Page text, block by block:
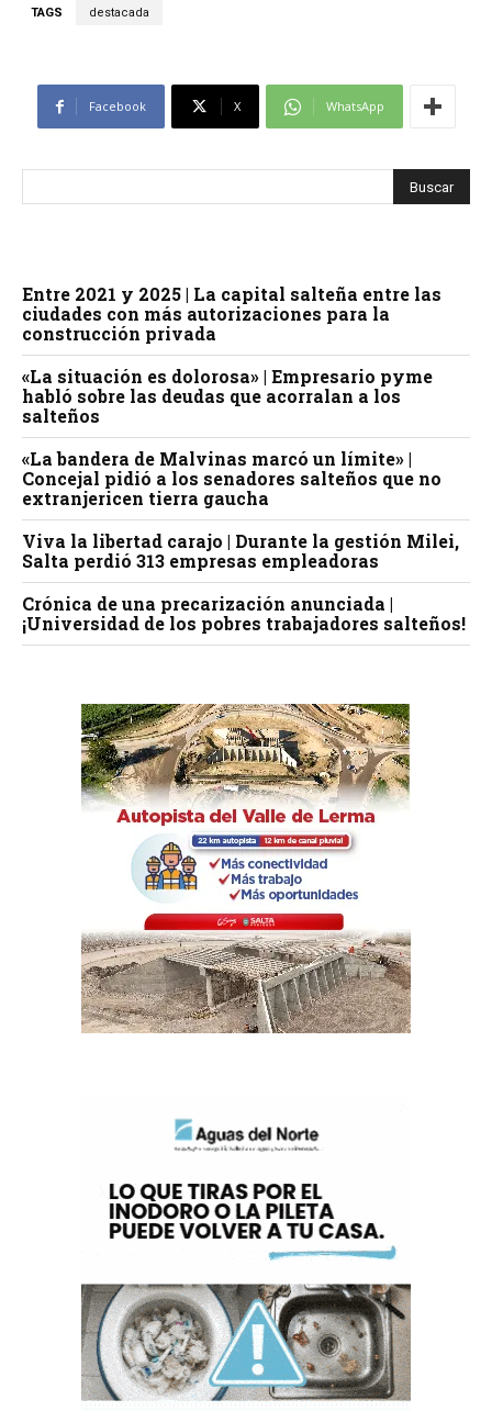
TAGS destacada
Facebook X WhatsApp
Entre 2021 y 2025 | La capital salteña entre las
ciudades con más autorizaciones para la
construcción privada
«La situación es dolorosa» | Empresario pyme
habló sobre las deudas que acorralan a los
salteños
«La bandera de Malvinas marcó un límite» |
Concejal pidió a los senadores salteños que no
extranjericen tierra gaucha
Viva la libertad carajo | Durante la gestión Milei,
Salta perdió 313 empresas empleadoras
Crónica de una precarización anunciada |
¡Universidad de los pobres trabajadores salteños!